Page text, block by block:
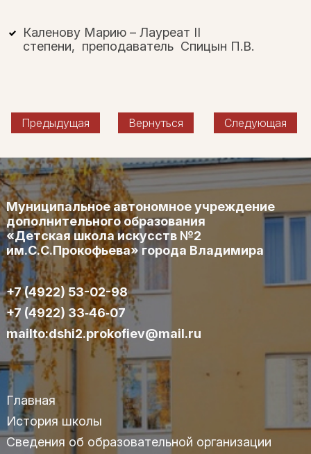
Каленову Марию – Лауреат II
степени, преподаватель Спицын П.В.
Предыдущая Вернуться Следующая
Муниципальное автономное учреждение
дополнительного образования
«Детская школа искусств №2
им.С.С.Прокофьева» города Владимира
+7 (4922) 53-02-98
+7 (4922) 33‑46‑07
mailto:dshi2.prokofiev@mail.ru
Главная
История школы
Сведения об образовательной организации